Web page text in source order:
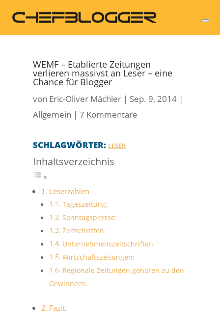
WEMF – Etablierte Zeitungen
verlieren massivst an Leser – eine
Chance für Blogger
von Eric-Oliver Mächler | Sep. 9, 2014 |
Allgemein |7 Kommentare
SCHLAGWÖRTER: LESER
Inhaltsverzeichnis
Leserzahlen
Tageszeitung:
Sonntagspresse:
Zeitschriften:
Unternehmenszeitschriften
Wirtschaftszeitungen:
Regionale Zeitungen gehören zu den
Gewinnern.
Fazit.